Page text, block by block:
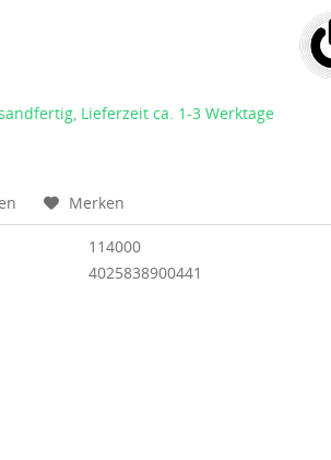
Lieferzeit ca. 1-3 Werktage
Merken
114000
4025838900441